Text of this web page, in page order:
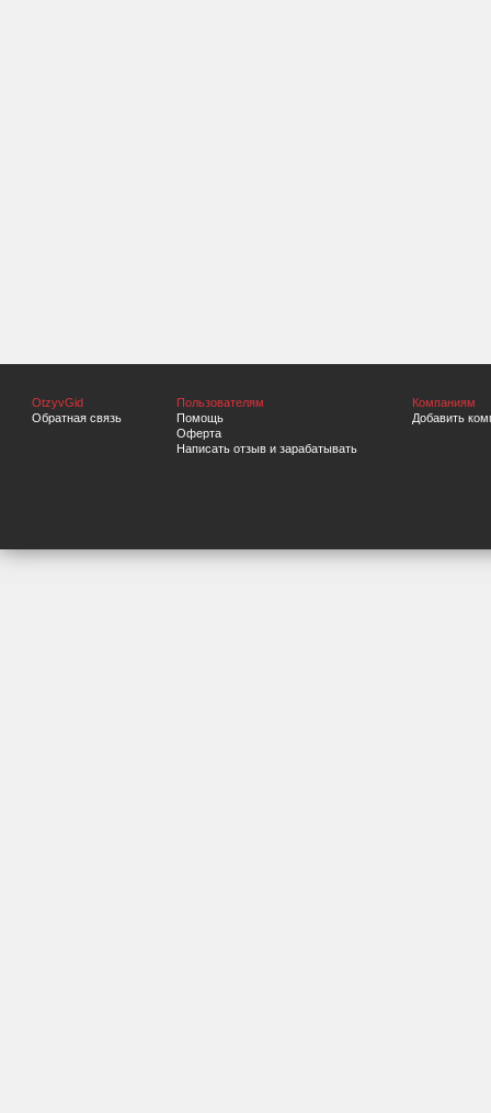
OtzyvGid
Обратная связь
Пользователям
Помощь
Оферта
Написать отзыв и зарабатывать
Компаниям
Добавить